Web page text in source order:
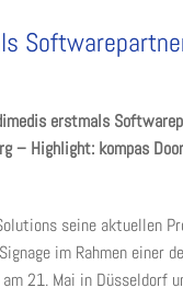
erstmals
– Highlight: kompas
seine aktuellen
im Rahmen einer
21. Mai in Düsseldorf